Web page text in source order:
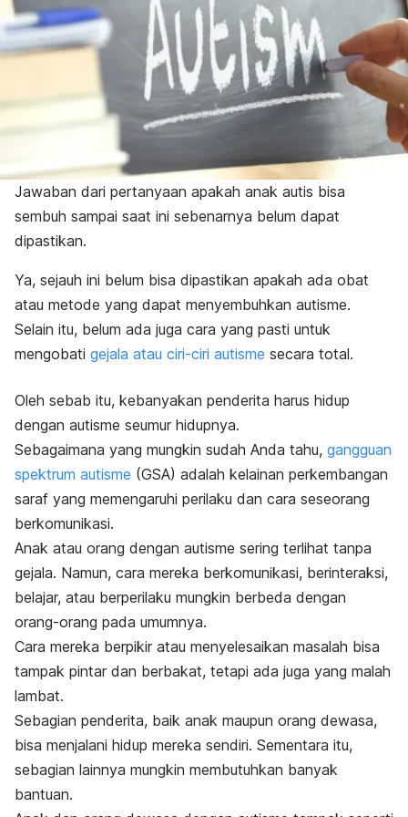
Jawaban dari pertanyaan apakah anak autis bisa
sembuh sampai saat ini sebenarnya belum dapat
dipastikan.
Ya, sejauh ini belum bisa dipastikan apakah ada obat
atau metode yang dapat menyembuhkan autisme.
Selain itu, belum ada juga cara yang pasti untuk
mengobati gejala atau ciri-ciri autisme secara total.
Oleh sebab itu, kebanyakan penderita harus hidup
dengan autisme seumur hidupnya.
Sebagaimana yang mungkin sudah Anda tahu, gangguan
spektrum autisme (GSA) adalah kelainan perkembangan
saraf yang memengaruhi perilaku dan cara seseorang
berkomunikasi.
Anak atau orang dengan autisme sering terlihat tanpa
gejala. Namun, cara mereka berkomunikasi, berinteraksi,
belajar, atau berperilaku mungkin berbeda dengan
orang-orang pada umumnya.
Cara mereka berpikir atau menyelesaikan masalah bisa
tampak pintar dan berbakat, tetapi ada juga yang malah
lambat.
Sebagian penderita, baik anak maupun orang dewasa,
bisa menjalani hidup mereka sendiri. Sementara itu,
sebagian lainnya mungkin membutuhkan banyak
bantuan.